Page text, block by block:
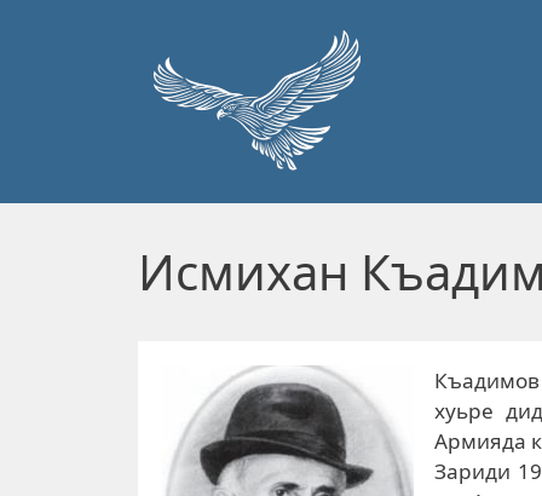
Исмихан
хуьре
Армияда
Зариди